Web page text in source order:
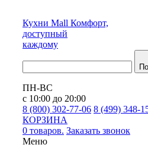
Кухни Mall Комфорт,
доступный
каждому
ПН-ВС
с 10:00 до 20:00
8 (800) 302-77-06 8 (499) 348-
КОРЗИНА
0 товаров. Заказать звонок
Меню